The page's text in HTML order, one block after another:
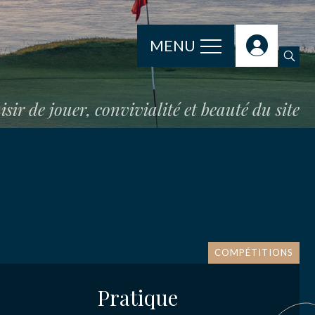
MENU
de jouer, convivialité et beauté du site
COMPÉTITIONS
Pratique